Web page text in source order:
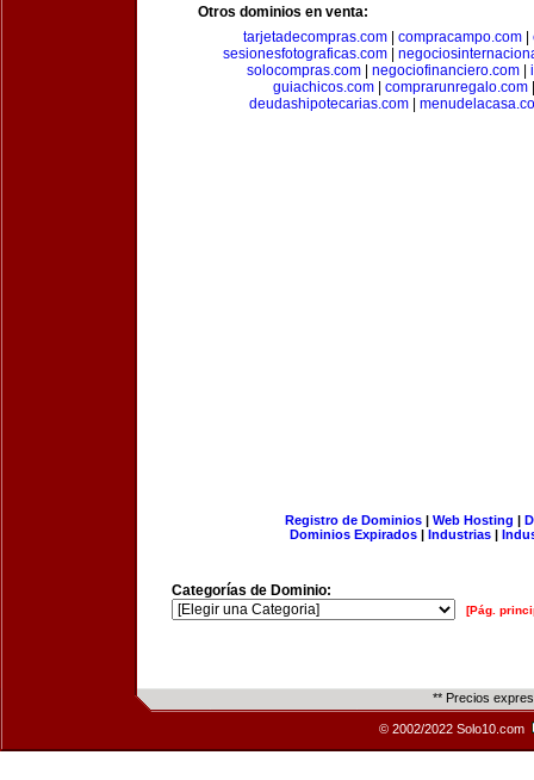
Otros dominios en venta:
tarjetadecompras.com
compracampo.com
sesionesfotograficas.com
solocompras.com| negociofinanciero.com|
guiachicos.com
comprarunregalo.com
deudashipotecarias.com|
Registro de Dominios| Web Hosting |
Dominios Expirados | Industrias |
Categorías de Dominio:
[Pág.
** Precios
© 2002/2022 Solo10.com